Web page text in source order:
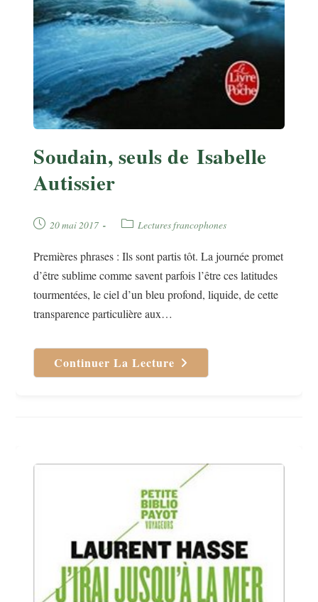
Soudain, seuls de Isabelle
Autissier
Publication
20 mai 2017
Post Lectures francophones
Premières phrases : Ils sont partis tôt. La journée promet
d’être sublime comme savent parfois l’être ces latitudes
tourmentées, le ciel d’un bleu profond, liquide, de cette
transparence particulière aux…
Continuer La Lecture Soudain,
Seuls
De Isabelle